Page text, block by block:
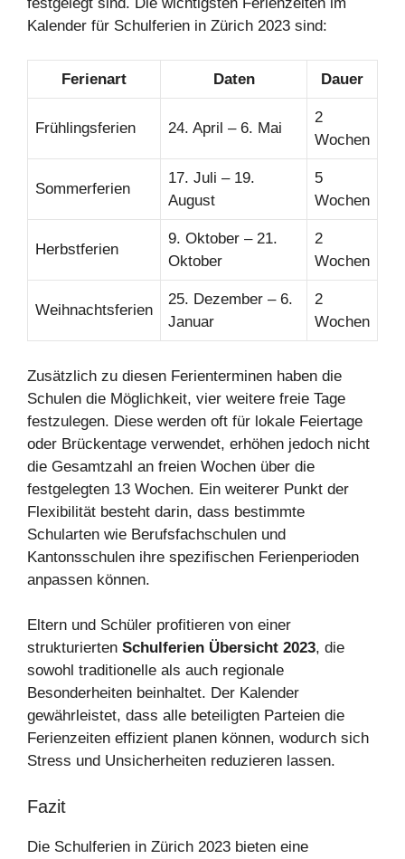
Kalender für Schulferien in Zürich 2023 sind:
Ferienart Daten Dauer
Frühlingsferien 24. April – 6. Mai
2
Wochen
Sommerferien
17. Juli – 19.
August
5
Wochen
Herbstferien
9. Oktober – 21.
Oktober
2
Wochen
Weihnachtsferien
25. Dezember – 6.
Januar
2
Wochen
Zusätzlich zu diesen Ferienterminen haben die
Schulen die Möglichkeit, vier weitere freie Tage
festzulegen. Diese werden oft für lokale Feiertage
oder Brückentage verwendet, erhöhen jedoch nicht
die Gesamtzahl an freien Wochen über die
festgelegten 13 Wochen. Ein weiterer Punkt der
Flexibilität besteht darin, dass bestimmte
Schularten wie Berufsfachschulen und
Kantonsschulen ihre spezifischen Ferienperioden
anpassen können.
Eltern und Schüler profitieren von einer
strukturierten Schulferien Übersicht 2023, die
sowohl traditionelle als auch regionale
Besonderheiten beinhaltet. Der Kalender
gewährleistet, dass alle beteiligten Parteien die
Ferienzeiten effizient planen können, wodurch sich
Stress und Unsicherheiten reduzieren lassen.
Fazit
Die Schulferien in Zürich 2023 bieten eine